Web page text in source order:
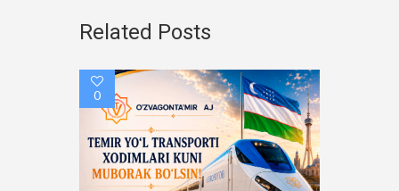
Related Posts
0